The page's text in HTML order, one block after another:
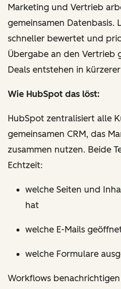
Marketing und Vertrieb
gemeinsamen Datenbasis.
schneller bewertet und
Übergabe an den Vertrieb
Deals entstehen in
Wie HubSpot das löst:
HubSpot zentralisiert alle
gemeinsamen CRM, das
zusammen nutzen. Beide
Echtzeit:
welche Seiten und
hat
welche E-Mails
welche Formulare
Workflows